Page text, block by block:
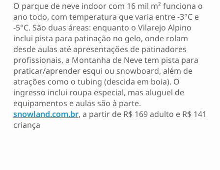
O parque de neve indoor com 16 mil m² funciona o
ano todo, com temperatura que varia entre -3°C e
-5°C. São duas áreas: enquanto o Vilarejo Alpino
inclui pista para patinação no gelo, onde rolam
desde aulas até apresentações de patinadores
profissionais, a Montanha de Neve tem pista para
praticar/aprender esqui ou snowboard, além de
atrações como o tubing (descida em boia). O
ingresso inclui roupa especial, mas aluguel de
equipamentos e aulas são à parte.
snowland.com.br, a partir de R$ 169 adulto e R$ 141
criança